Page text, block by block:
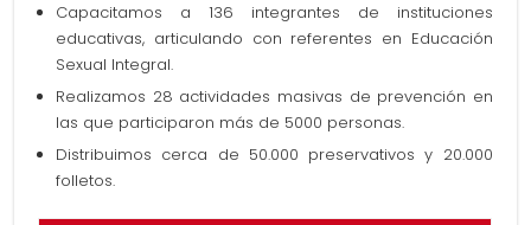
Capacitamos a 136 integrantes de instituciones
educativas, articulando con referentes en Educación
Sexual Integral.
Realizamos 28 actividades masivas de prevención en
las que participaron más de 5000 personas.
Distribuimos cerca de 50.000 preservativos y 20.000
folletos.